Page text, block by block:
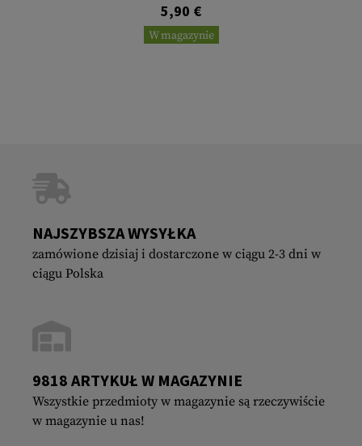
5,90 €
W magazynie
NAJSZYBSZA WYSYŁKA
zamówione dzisiaj i dostarczone w ciągu 2-3 dni w
ciągu Polska
9818 ARTYKUŁ W MAGAZYNIE
Wszystkie przedmioty w magazynie są rzeczywiście
w magazynie u nas!